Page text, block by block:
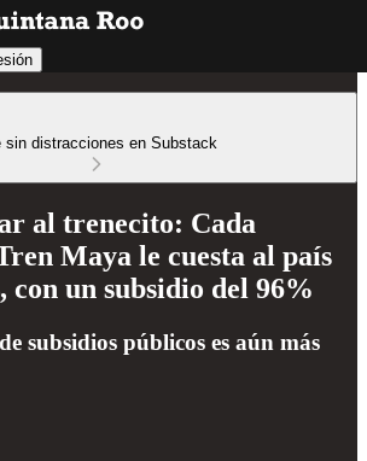
sin distracciones en Substack
al trenecito: Cada
Maya le cuesta al país
con un subsidio del 96%
subsidios públicos es aún más